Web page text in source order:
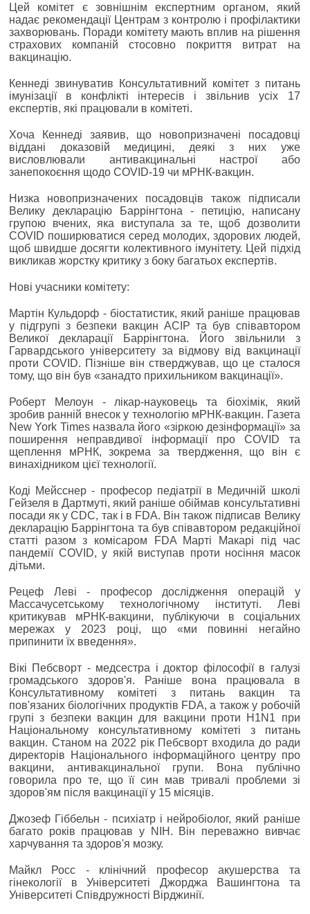
Цей комітет є зовнішнім експертним органом, який
надає рекомендації Центрам з контролю і профілактики
захворювань. Поради комітету мають вплив на рішення
страхових компаній стосовно покриття витрат на
вакцинацію.
Кеннеді звинуватив Консультативний комітет з питань
імунізації в конфлікті інтересів і звільнив усіх 17
експертів, які працювали в комітеті.
Хоча Кеннеді заявив, що новопризначені посадовці
віддані доказовій медицині, деякі з них уже
висловлювали антивакцинальні настрої або
занепокоєння щодо COVID-19 чи мРНК-вакцин.
Низка новопризначених посадовців також підписали
Велику декларацію Баррінгтона - петицію, написану
групою вчених, яка виступала за те, щоб дозволити
COVID поширюватися серед молодих, здорових людей,
щоб швидше досягти колективного імунітету. Цей підхід
викликав жорстку критику з боку багатьох експертів.
Нові учасники комітету:
Мартін Кульдорф - біостатистик, який раніше працював
у підгрупі з безпеки вакцин ACIP та був співавтором
Великої декларації Баррінгтона. Його звільнили з
Гарвардського університету за відмову від вакцинації
проти COVID. Пізніше він стверджував, що це сталося
тому, що він був «занадто прихильником вакцинації».
Роберт Мелоун - лікар-науковець та біохімік, який
зробив ранній внесок у технологію мРНК-вакцин. Газета
New York Times назвала його «зіркою дезінформації» за
поширення неправдивої інформації про COVID та
щеплення мРНК, зокрема за твердження, що він є
винахідником цієї технології.
Коді Мейсснер - професор педіатрії в Медичній школі
Гейзеля в Дартмуті, який раніше обіймав консультативні
посади як у CDC, так і в FDA. Він також підписав Велику
декларацію Баррінгтона та був співавтором редакційної
статті разом з комісаром FDA Марті Макарі під час
пандемії COVID, у якій виступав проти носіння масок
дітьми.
Рецеф Леві - професор дослідження операцій у
Массачусетському технологічному інституті. Леві
критикував мРНК-вакцини, публікуючи в соціальних
мережах у 2023 році, що «ми повинні негайно
припинити їх введення».
Вікі Пебсворт - медсестра і доктор філософії в галузі
громадського здоров'я. Раніше вона працювала в
Консультативному комітеті з питань вакцин та
пов'язаних біологічних продуктів FDA, а також у робочій
групі з безпеки вакцин для вакцини проти H1N1 при
Національному консультативному комітеті з питань
вакцин. Станом на 2022 рік Пебсворт входила до ради
директорів Національного інформаційного центру про
вакцини, антивакцинальної групи. Вона публічно
говорила про те, що її син мав тривалі проблеми зі
здоров'ям після вакцинації у 15 місяців.
Джозеф Гіббельн - психіатр і нейробіолог, який раніше
багато років працював у NIH. Він переважно вивчає
харчування та здоров'я мозку.
Майкл Росс - клінічний професор акушерства та
гінекології в Університеті Джорджа Вашингтона та
Університеті Співдружності Вірджинії.